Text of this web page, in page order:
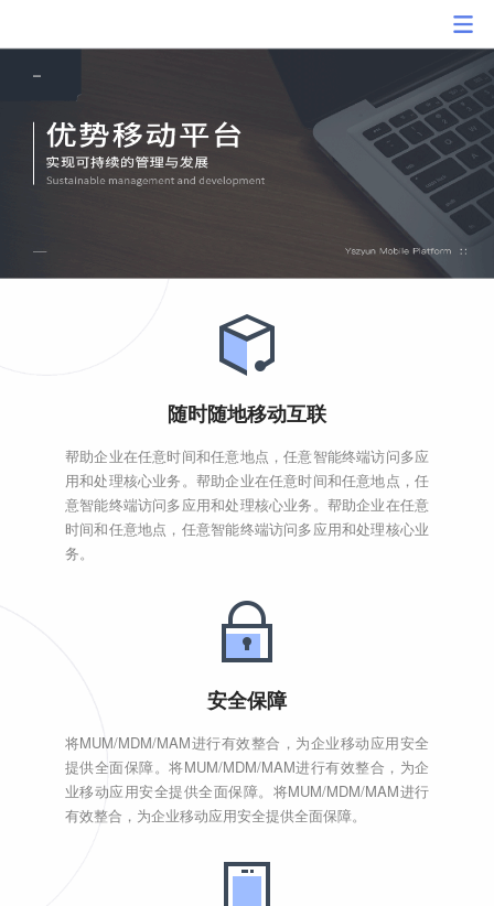
随时随地移动互联
帮助企业在任意时间和任意地点，任意智能终端访问多应
用和处理核心业务。帮助企业在任意时间和任意地点，任
意智能终端访问多应用和处理核心业务。帮助企业在任意
时间和任意地点，任意智能终端访问多应用和处理核心业
务。
安全保障
将MUM/MDM/MAM进行有效整合，为企业移动应用安全
提供全面保障。将MUM/MDM/MAM进行有效整合，为企
业移动应用安全提供全面保障。将MUM/MDM/MAM进行
有效整合，为企业移动应用安全提供全面保障。